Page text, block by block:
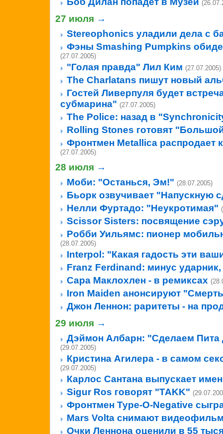
27 июля →
Stereophonics уладили дела с
Фэны Smashing Pumpkins
(27.07.2005)
"Голая правда" Лил Ким (27.07.2005)
The Charlatans пишут новый
Гостей Ливерпуля будет
субмарина" (27.07.2005)
The Police: назад в
Rolling Stones готовят
Фронтмен Metallica распродает
(27.07.2005)
28 июля →
Моби: "Останься, Эм!" (28.07.2005)
Бьорк озвучивает "Напускную
Нелли Фуртадо: "Неукротимая"
Scissor Sisters: посвящение
Робби Уильямс: пионер
(28.07.2005)
Interpol: "Какая гадость эти
Franz Ferdinand: минус
Сара Маклохлен - в ремиксах
Iron Maiden анонсируют
Джон Леннон: раритеты - на
29 июля →
Дэймон Албарн: "Сделаем Пита
(29.07.2005)
Кристина Агилера - в самом
(29.07.2005)
Карлос Сантана выпускает
Sigur Ros говорят "TAKK"
Фронтмен Type-O-Negative
Mars Volta снимают
Очки Леннона оценили в 55